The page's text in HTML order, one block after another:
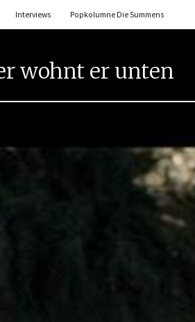
Interviews Popkolumne Die Summens
wohnt er unten